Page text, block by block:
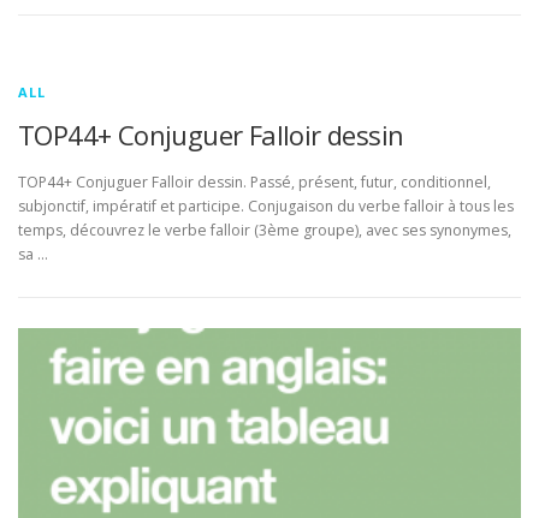
ALL
TOP44+ Conjuguer Falloir dessin
TOP44+ Conjuguer Falloir dessin. Passé, présent, futur, conditionnel,
subjonctif, impératif et participe. Conjugaison du verbe falloir à tous les
temps, découvrez le verbe falloir (3ème groupe), avec ses synonymes,
sa …